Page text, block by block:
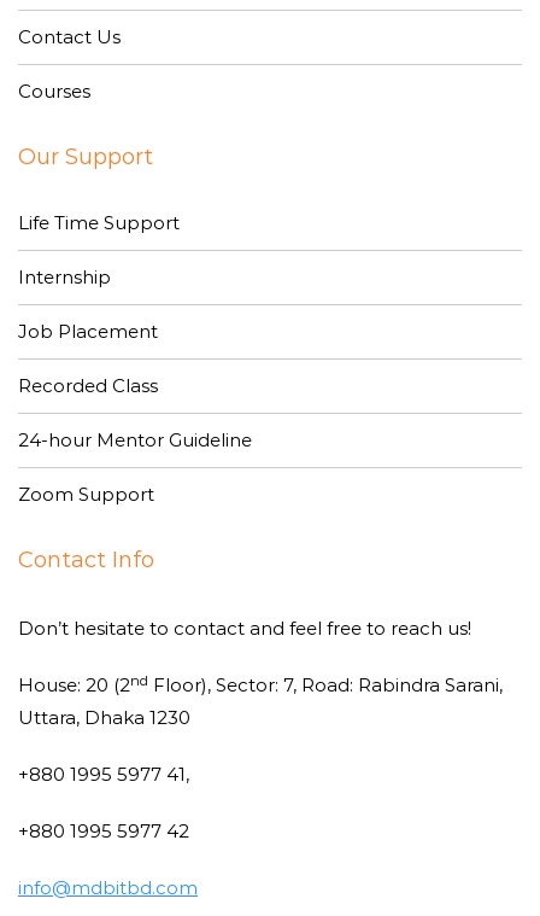
Contact Us
Courses
Our Support
Life Time Support
Internship
Job Placement
Recorded Class
24-hour Mentor Guideline
Zoom Support
Contact Info
Don’t hesitate to contact and feel free to reach us!
House: 20 (2nd Floor), Sector: 7, Road: Rabindra Sarani,
Uttara, Dhaka 1230
+880 1995 5977 41,
+880 1995 5977 42
info@mdbitbd.com